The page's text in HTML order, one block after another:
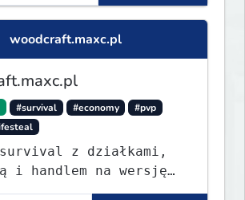
woodcraft.maxc.pl
#survival #economy
#pvp
survival z działkami,
i handlem na wersję
Rekru ON